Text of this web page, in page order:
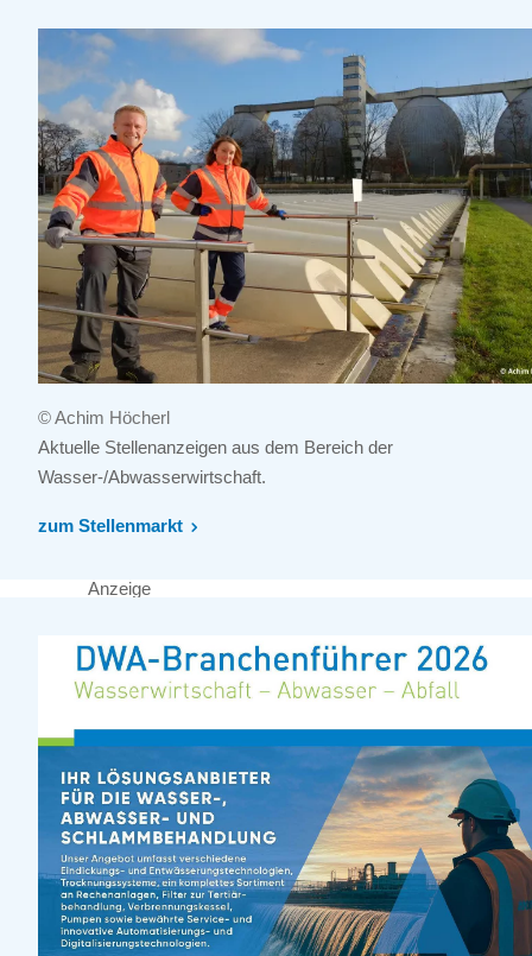
© Achim Höcherl
Aktuelle Stellenanzeigen aus dem Bereich der
Wasser-/Abwasserwirtschaft.
zum Stellenmarkt
Anzeige